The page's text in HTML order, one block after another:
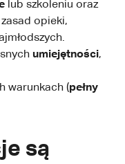
lub szkoleniu oraz
opieki,
umiejętności,
warunkach (pełny
są